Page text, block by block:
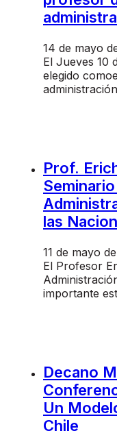
14 de mayo
El Jueves 10
elegido
Prof.
las
11 de mayo
El Profesor
importante
Decano
Un
Chile